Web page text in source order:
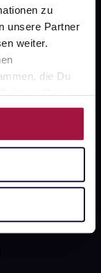
zu
unsere Partner
weiter.
die Du
Deiner
abholbereit
meist am